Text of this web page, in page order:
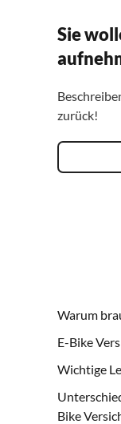
Sie
zurück!
Warum
E-Bike
Wichtige
Bike